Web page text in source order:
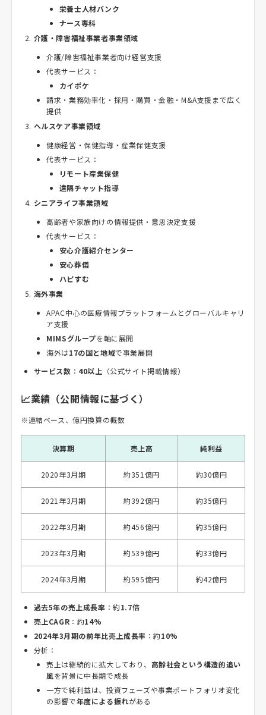
栄養士人材バンク
ナース専科
介護・障害福祉事業者事業領域
介護/障害福祉事業者向け経営支援
代表サービス：
カイポケ
請求・業務効率化・採用・購買・金融・M&A支援まで広く
提供
ヘルスケア事業領域
健康経営・保健指導・産業保健支援
代表サービス：
リモート産業保健
遠隔チャット指導
シニアライフ事業領域
高齢者や家族向けの情報提供・意思決定支援
代表サービス：
安心介護紹介センター
安心葬儀
ハピすむ
海外事業
APAC中心の医療情報プラットフォームとグローバルキャリ
ア支援
MIMSグループを軸に展開
海外は17の国と地域で事業展開
サービス数 ： 40以上 （公式サイト掲載情報）
📈業績（公開情報に基づく）
※連結ベース、億円換算の概数
決算期 売上高 純利益
2020年3月期 約351億円 約30億円
2021年3月期 約392億円 約35億円
2022年3月期 約456億円 約35億円
2023年3月期 約539億円 約33億円
2024年3月期 約595億円 約42億円
過去5年の売上成長率 ：約1.7倍
売上CAGR ：約14%
2024年3月期の前年比売上成長率 ：約10%
分析：
売上は継続的に拡大しており、 高齢社会という構造的追い
風を背景に中長期で成長
一方で純利益は、投資フェーズや事業ポートフォリオ変化
の影響で年度による振れがある